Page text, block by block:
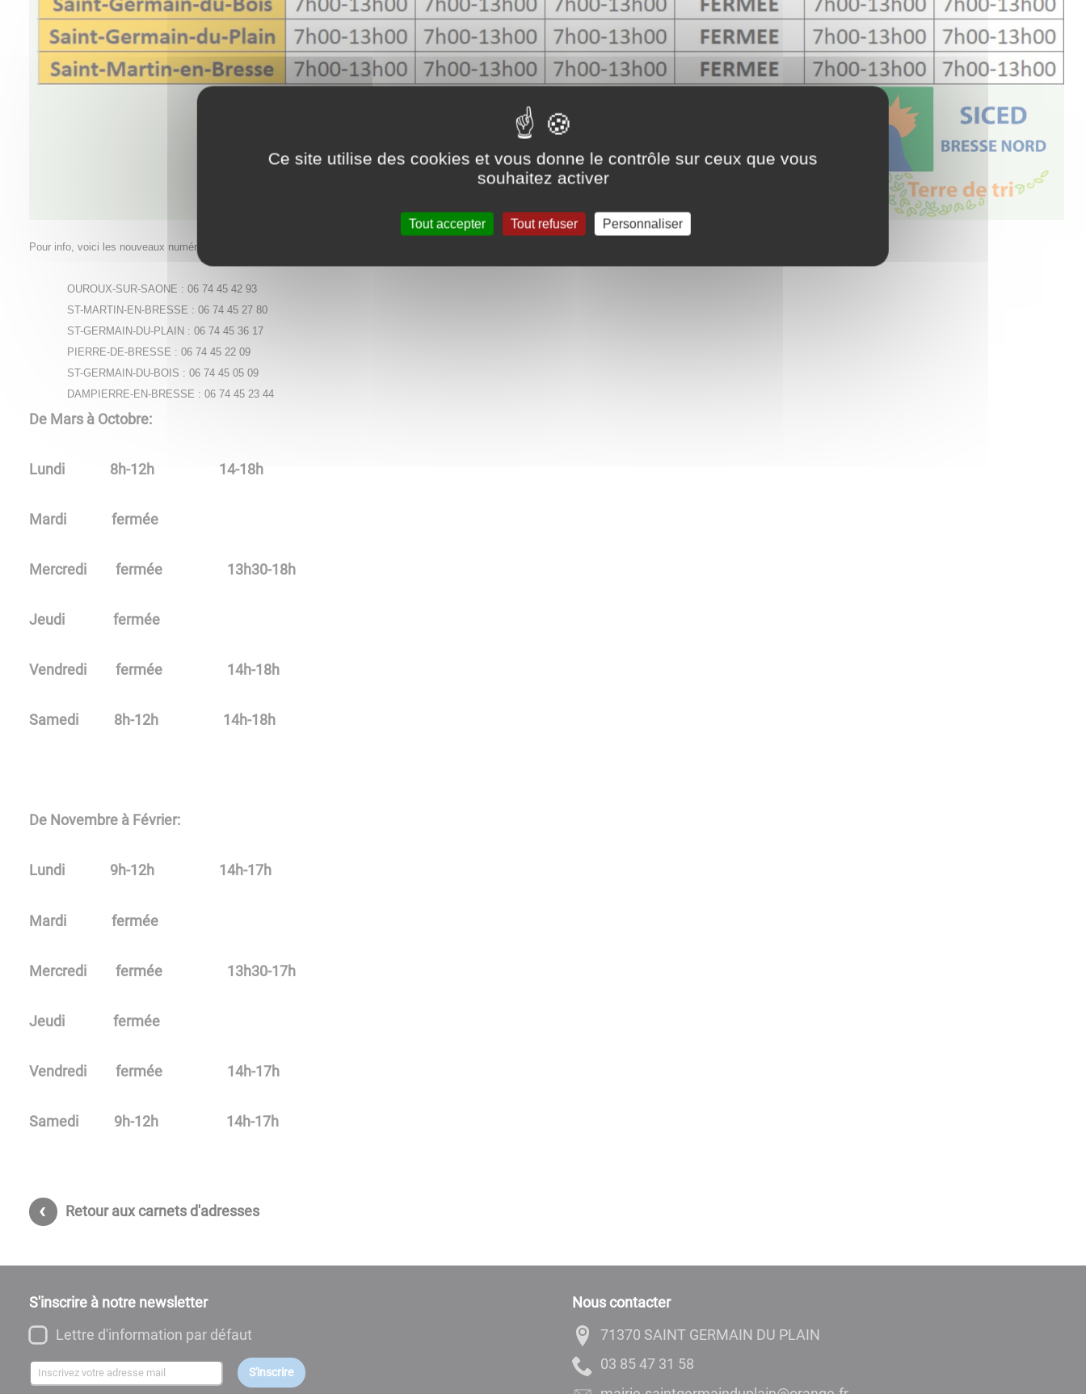
Pour info, voici les nouveaux numéros de téléphone de nos 6 déchèteries :
OUROUX-SUR-SAONE : 06 74 45 42 93
ST-MARTIN-EN-BRESSE : 06 74 45 27 80
ST-GERMAIN-DU-PLAIN : 06 74 45 36 17
PIERRE-DE-BRESSE : 06 74 45 22 09
ST-GERMAIN-DU-BOIS : 06 74 45 05 09
DAMPIERRE-EN-BRESSE : 06 74 45 23 44​​​​​​​
De Mars à Octobre:
Lundi 8h-12h 14-18h
Mardi fermée
Mercredi fermée 13h30-18h
Jeudi fermée
Vendredi fermée 14h-18h
Samedi 8h-12h 14h-18h
De Novembre à Février:
Lundi 9h-12h 14h-17h
Mardi fermée
Mercredi fermée 13h30-17h
​​​​​​​Jeudi fermée
Vendredi fermée 14h-17h
Samedi 9h-12h 14h-17h
Retour aux carnets d'adresses
S'inscrire à notre newsletter
Lettre d'information par défaut
S'inscrire
Nous contacter
71370 SAINT GERMAIN DU PLAIN
85 13 74 58 30
Ce site utilise des cookies et vous donne le contrôle sur ceux que vous
souhaitez activer
Tout accepter Tout refuser Personnaliser